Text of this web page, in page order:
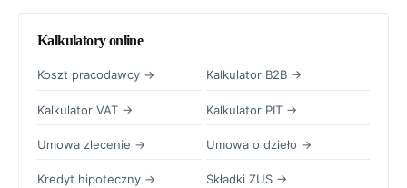
Kalkulatory online
Koszt pracodawcy → Kalkulator B2B →
Kalkulator VAT → Kalkulator PIT →
Umowa zlecenie → Umowa o dzieło →
Kredyt hipoteczny → Składki ZUS →